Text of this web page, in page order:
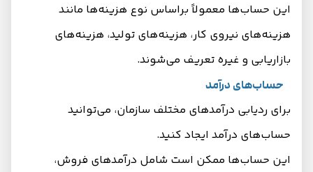
این حساب‌ها معمولاً براساس نوع هزینه‌ها مانند
هزینه‌های نیروی کار، هزینه‌های تولید، هزینه‌های
بازاریابی و غیره تعریف می‌شوند.
حساب‌های درآمد
برای ردیابی درآمدهای مختلف سازمان، می‌توانید
حساب‌های درآمد ایجاد کنید.
این حساب‌ها ممکن است شامل درآمدهای فروش،